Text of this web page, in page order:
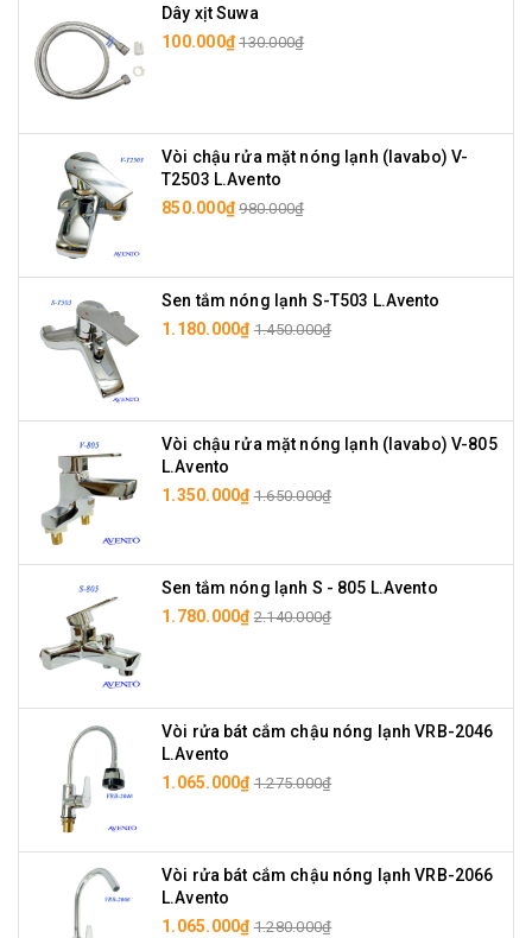
Dây xịt Suwa
100.000₫ 130.000₫
Vòi chậu rửa mặt nóng lạnh (lavabo) V-
T2503 L.Avento
850.000₫ 980.000₫
Sen tắm nóng lạnh S-T503 L.Avento
1.180.000₫ 1.450.000₫
Vòi chậu rửa mặt nóng lạnh (lavabo) V-805
L.Avento
1.350.000₫ 1.650.000₫
Sen tắm nóng lạnh S - 805 L.Avento
1.780.000₫ 2.140.000₫
Vòi rửa bát cắm chậu nóng lạnh VRB-2046
L.Avento
1.065.000₫ 1.275.000₫
Vòi rửa bát cắm chậu nóng lạnh VRB-2066
L.Avento
1.065.000₫ 1.280.000₫